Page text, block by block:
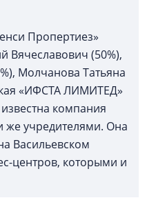
Пропертиез»
(50%),
Молчанова Татьяна
«ИФСТА ЛИМИТЕД»
компания
же учредителями. Она
Васильевском
центров, которыми и